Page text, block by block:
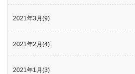
2021年3月(9)
2021年2月(4)
2021年1月(3)